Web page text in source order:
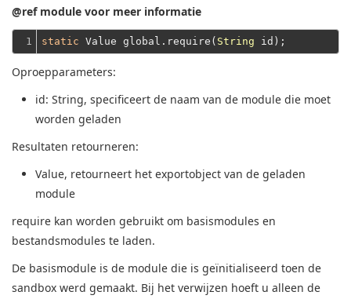
@ref module voor meer informatie
1 static Value global.require( String
Oproepparameters:
id: String, specificeert de naam van de module die moet
worden geladen
Resultaten retourneren:
Value, retourneert het exportobject van de geladen
module
require kan worden gebruikt om basismodules en
bestandsmodules te laden.
De basismodule is de module die is geïnitialiseerd toen de
sandbox werd gemaakt. Bij het verwijzen hoeft u alleen de